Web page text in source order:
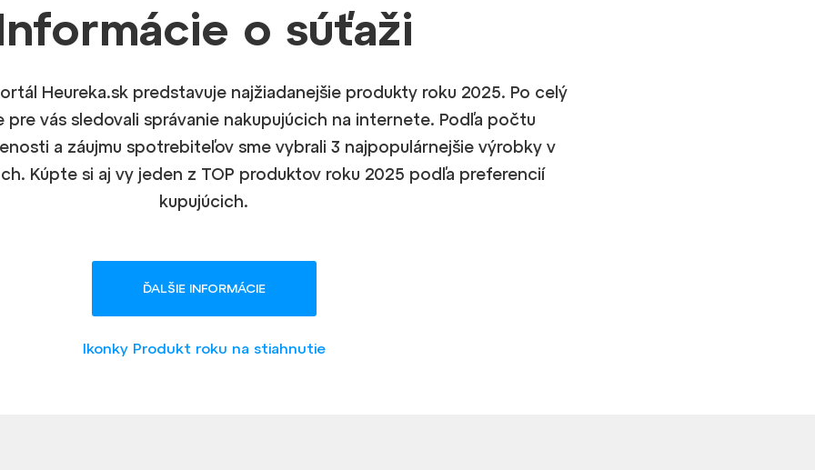
o súťaži
Heureka.sk predstavuje najžiadanejšie produkty roku 2025. Po celý
pre vás sledovali správanie nakupujúcich na internete. Podľa počtu
a záujmu spotrebiteľov sme vybrali 3 najpopulárnejšie výrobky v
Kúpte si aj vy jeden z TOP produktov roku 2025 podľa preferencií
kupujúcich.
ĎALŠIE INFORMÁCIE
Ikonky Produkt roku na stiahnutie